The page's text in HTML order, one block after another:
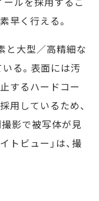
早く行える。
と大型／高精細な
る。表面には汚
するハードコー
用しているため、
影で被写体が見
トビュー」は、撮